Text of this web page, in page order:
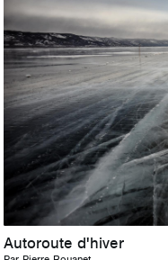
Autoroute d'hiver